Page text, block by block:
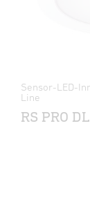
Sensor-LED-
Line
RS PRO